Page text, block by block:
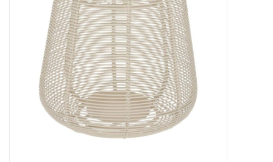
LED Kaarsen
Kaarsen accessoires
Relatiegeschenken & Bedankjes
Huisparfums